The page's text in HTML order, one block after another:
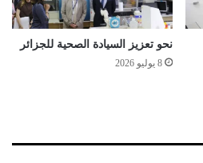
نحو تعزيز السيادة الصحية للجزائر
8 يوليو 2026